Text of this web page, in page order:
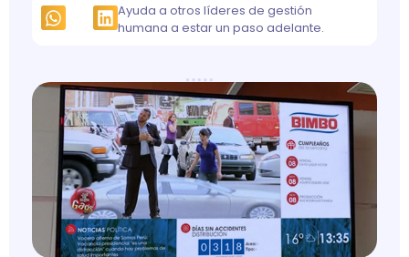
Ayuda a otros líderes de gestión
humana a estar un paso adelante.